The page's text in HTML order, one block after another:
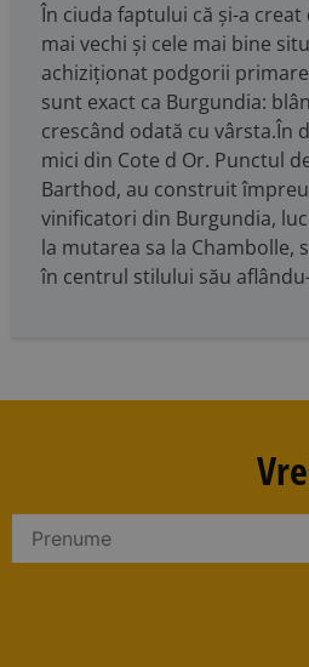
În ciuda faptului că și-a
mai vechi și cele mai bine
achiziționat podgorii primare
sunt exact ca Burgundia:
crescând odată cu vârsta.În
mici din Cote d Or. Punctul
Barthod, au construit
vinificatori din Burgundia,
la mutarea sa la
în centrul stilului său